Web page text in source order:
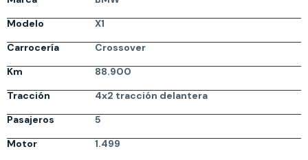
Modelo
X1
Carrocería
Crossover
Km
88.900
Tracción
4x2 tracción delantera
Pasajeros
5
Motor
1.499